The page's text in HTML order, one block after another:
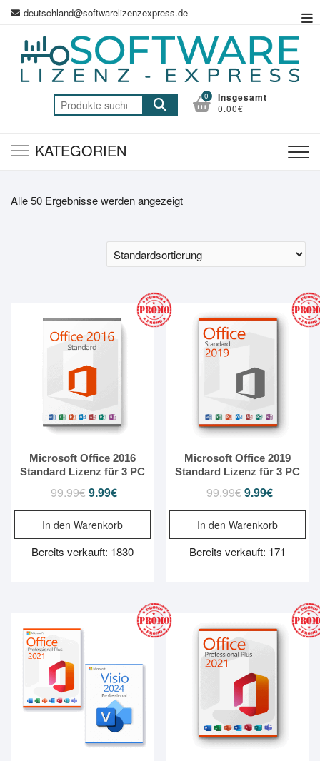
Zum
springen
deutschland@softwarelizenzexpress.de
Suche
nach:
0 Insgesamt
0.00€
KATEGORIEN
Alle 50 Ergebnisse werden angezeigt
Microsoft Office 2016
Standard Lizenz für 3 PC
99.99€Ursprünglicher
Preis
war:
99.99€
9.99€
Preis
ist:
9.99€.
In den Warenkorb
Bereits verkauft: 1830
Microsoft Office 2019
Standard Lizenz für 3 PC
99.99€ Ursprünglicher
Preis
war:
99.99€
9.99€Aktueller
Preis
ist:
9.99€.
In den Warenkorb
Bereits verkauft: 171